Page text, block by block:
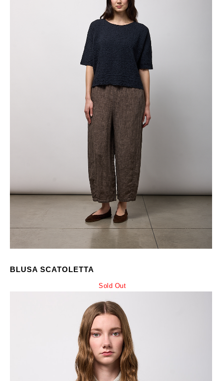
BLUSA SCATOLETTA
Sold Out